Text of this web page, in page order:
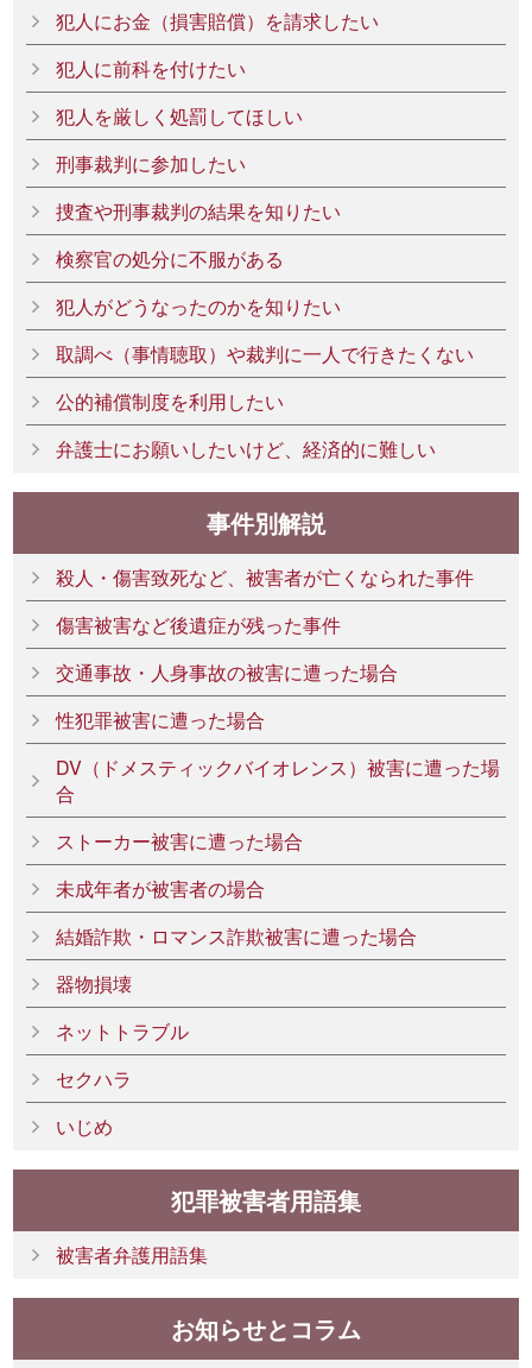
犯人にお金（損害賠償）を請求したい
犯人に前科を付けたい
犯人を厳しく処罰してほしい
刑事裁判に参加したい
捜査や刑事裁判の結果を知りたい
検察官の処分に不服がある
犯人がどうなったのかを知りたい
取調べ（事情聴取）や裁判に一人で行きたくない
公的補償制度を利用したい
弁護士にお願いしたいけど、経済的に難しい
事件別解説
殺人・傷害致死など、被害者が亡くなられた事件
傷害被害など後遺症が残った事件
交通事故・人身事故の被害に遭った場合
性犯罪被害に遭った場合
DV（ドメスティックバイオレンス）被害に遭った場
合
ストーカー被害に遭った場合
未成年者が被害者の場合
結婚詐欺・ロマンス詐欺被害に遭った場合
器物損壊
ネットトラブル
セクハラ
いじめ
犯罪被害者用語集
被害者弁護用語集
お知らせとコラム